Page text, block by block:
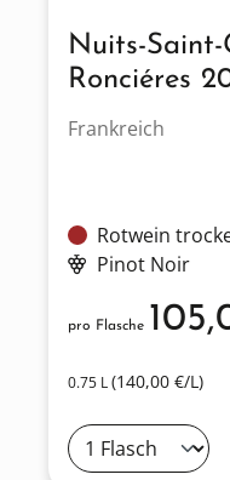
Nuits-Saint-
Ronciéres
Frankreich
Rotwein
Pinot Noir
0.75 L(140,00 €/L)
pro Flasche